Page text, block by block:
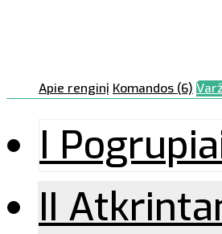
Apie renginį Komandos (6)
I
II